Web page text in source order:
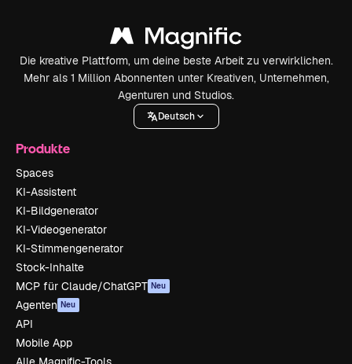
Die kreative Plattform, um deine beste Arbeit zu verwirklichen.
Mehr als 1 Million Abonnenten unter Kreativen, Unternehmen,
Agenturen und Studios.
Deutsch
Produkte
Spaces
KI-Assistent
KI-Bildgenerator
KI-Videogenerator
KI-Stimmengenerator
Stock-Inhalte
MCP für Claude/ChatGPT Neu
Agenten Neu
API
Mobile App